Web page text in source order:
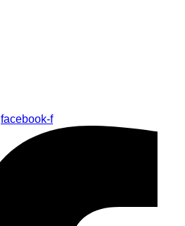
facebook-f